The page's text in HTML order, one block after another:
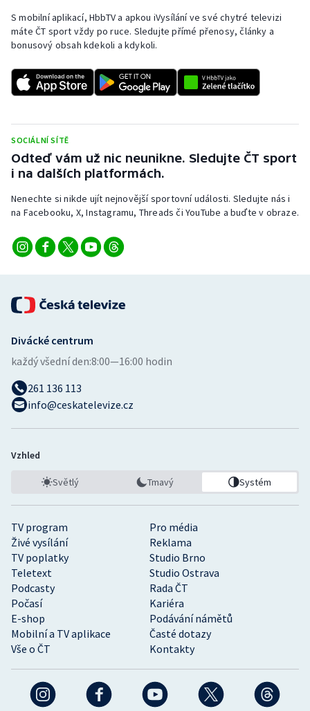
Short track
Sportovní střelba
Triatlon
Veslování
Vodní slalom
Volejbal
S mobilní aplikací, HbbTV a apkou iVysílání ve své chytré televizi
máte ČT sport vždy po ruce. Sledujte přímé přenosy, články a
bonusový obsah kdekoli a kdykoli.
SOCIÁLNÍ SÍTĚ
Odteď vám už nic neunikne. Sledujte ČT sport
i na dalších platformách.
Nenechte si nikde ujít nejnovější sportovní události. Sledujte nás i
na Facebooku, X, Instagramu, Threads či YouTube a buďte v obraze.
TV program
Pro média
Živé vysílání
Reklama
TV poplatky
Studio Brno
Teletext
Studio Ostrava
Podcasty
Rada ČT
Počasí
Kariéra
E-shop
Podávání námětů
Mobilní a TV aplikace
Časté dotazy
Vše o ČT
Kontakty
Divácké centrum
každý všední den:8:00—16:00 hodin
261 136 113
info@ceskatelevize.cz
Vzhled
Světlý Tmavý Systém